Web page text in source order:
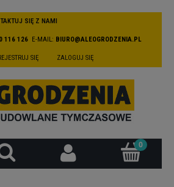
SIĘ Z NAMI
116 126 E-MAIL: BIURO@ALEOGRODZENIA.PL
SIĘ ZALOGUJ SIĘ